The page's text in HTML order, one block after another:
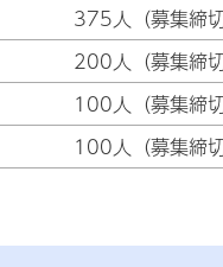
375人（募集締切
200人（募集締切
100人（募集締切
100人（募集締切